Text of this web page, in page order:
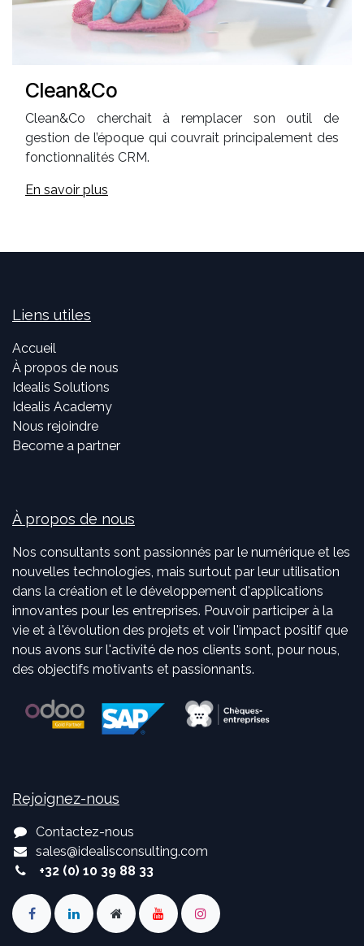
Clean&Co
Clean&Co cherchait à remplacer son outil de
gestion de l’époque qui couvrait principalement des
fonctionnalités CRM.
En savoir plus
Liens utiles
Accueil
À propos de nous
Idealis Solutions
Idealis Academy
Nous rejoindre
Become a partner
À propos de nous
Nos consultants sont passionnés par le numérique et les
nouvelles technologies, mais surtout par leur utilisation
dans la création et le développement d'applications
innovantes pour les entreprises. Pouvoir participer à la
vie et à l'évolution des projets et voir l'impact positif que
nous avons sur l'activité de nos clients sont, pour nous,
des objectifs motivants et passionnants.
Rejoignez-nous
Contactez-nous
sales@idealisconsulting.com
+32 (0) 10 39 88 33